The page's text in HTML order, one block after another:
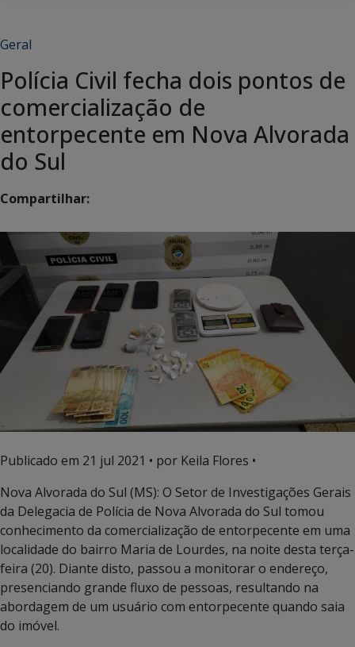
Geral
Polícia Civil fecha dois pontos de
comercialização de
entorpecente em Nova Alvorada
do Sul
Compartilhar:
Publicado em 21 jul 2021 • por Keila Flores •
Nova Alvorada do Sul (MS): O Setor de Investigações Gerais
da Delegacia de Polícia de Nova Alvorada do Sul tomou
conhecimento da comercialização de entorpecente em uma
localidade do bairro Maria de Lourdes, na noite desta terça-
feira (20). Diante disto, passou a monitorar o endereço,
presenciando grande fluxo de pessoas, resultando na
abordagem de um usuário com entorpecente quando saia
do imóvel.